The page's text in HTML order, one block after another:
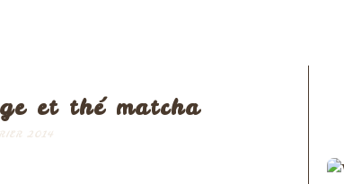
et thé matcha
2014